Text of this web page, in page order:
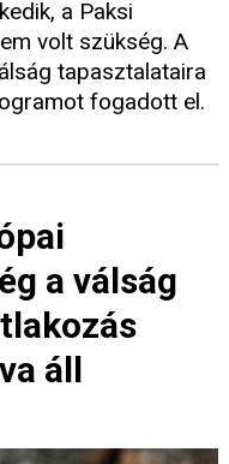
a Paksi
volt szükség. A
tapasztalataira
fogadott el.
a válság
áll